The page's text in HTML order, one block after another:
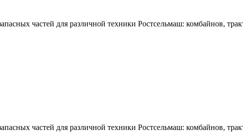
частей для различной техники Ростсельмаш: комбайнов,
частей для различной техники Ростсельмаш: комбайнов,